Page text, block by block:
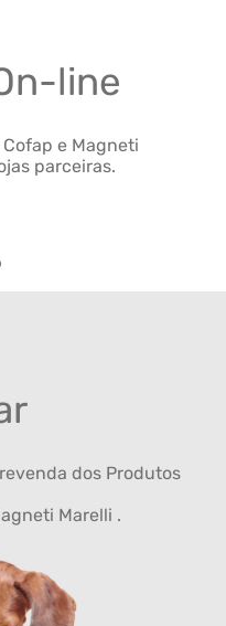
line
e Magneti
parceiras.
dos Produtos
Marelli .